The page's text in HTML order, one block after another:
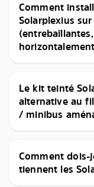
Comment
Solarplexius
Le kit teinté
alternative au
/ minibus
Comment dois-
tiennent les